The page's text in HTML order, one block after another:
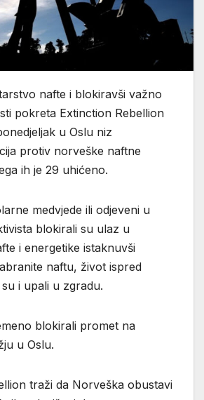
nafte i blokiravši važno
pokreta Extinction Rebellion
u Oslu niz
protiv norveške naftne
ih je 29 uhićeno.
medvjede ili odjeveni u
blokirali su ulaz u
i energetike istaknuvši
naftu, život ispred
i upali u zgradu.
blokirali promet na
u Oslu.
traži da Norveška obustavi